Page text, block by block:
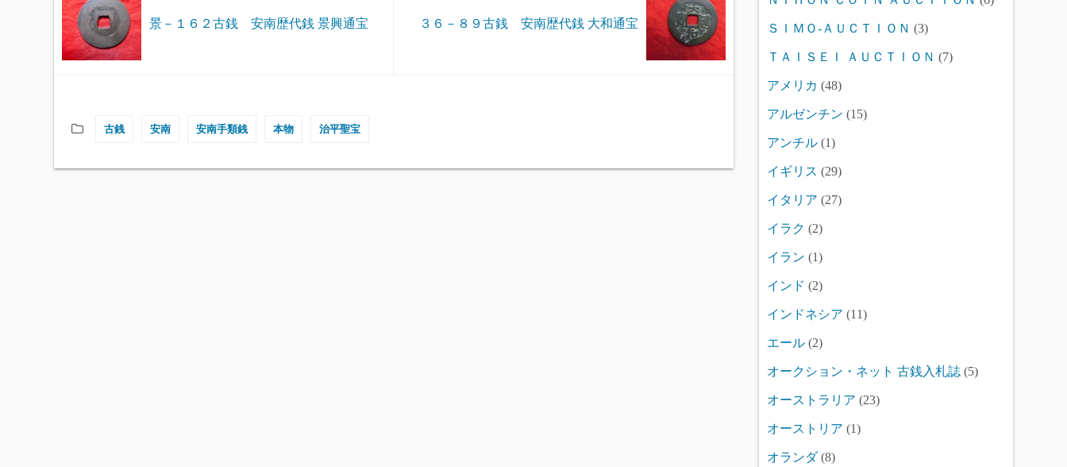
景－１６２古銭 安南歴代銭 景興通宝 ３６－８９古銭 安南歴代銭 大和通宝
古銭 安南 安南手類銭 本物 治平聖宝
ＳＩＭＯ-ＡＵＣＴＩＯＮ (3)
ＴＡＩＳＥＩ ＡＵＣＴＩＯＮ (7)
アメリカ (48)
アルゼンチン (15)
アンチル (1)
イギリス (29)
イタリア (27)
イラク (2)
イラン (1)
インド (2)
インドネシア (11)
エール (2)
オークション・ネット 古銭入札誌 (5)
オーストラリア (23)
オーストリア (1)
オランダ(8)